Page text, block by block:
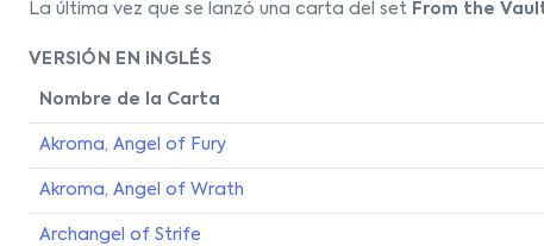
La última vez que se lanzó una carta del set From the
VERSIÓN EN INGLÉS
Nombre de la Carta
Akroma, Angel of Fury
Akroma, Angel of Wrath
Archangel of Strife